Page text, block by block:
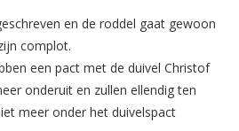
en de roddel gaat gewoon
complot.
een pact met de duivel Christof
onderuit en zullen ellendig ten
meer onder het duivelspact